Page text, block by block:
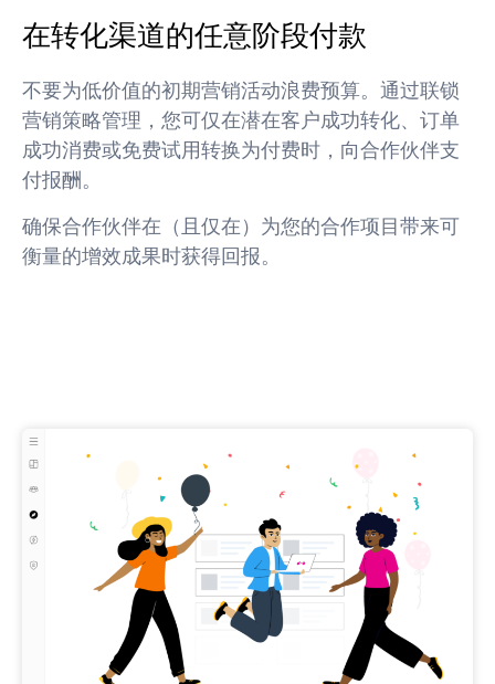
在转化渠道的任意阶段付款
不要为低价值的初期营销活动浪费预算。通过联锁
营销策略管理，您可仅在潜在客户成功转化、订单
成功消费或免费试用转换为付费时，向合作伙伴支
付报酬。
确保合作伙伴在（且仅在）为您的合作项目带来可
衡量的增效成果时获得回报。